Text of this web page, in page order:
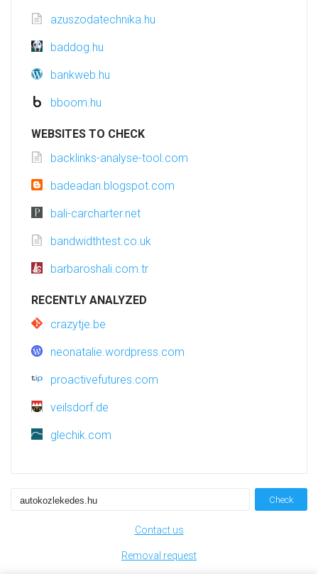
azuszodatechnika.hu
baddog.hu
bankweb.hu
bboom.hu
WEBSITES TO CHECK
backlinks-analyse-tool.com
badeadan.blogspot.com
bali-carcharter.net
bandwidthtest.co.uk
barbaroshali.com.tr
RECENTLY ANALYZED
crazytje.be
neonatalie.wordpress.com
proactivefutures.com
veilsdorf.de
glechik.com
Check
Contact us
Removal request